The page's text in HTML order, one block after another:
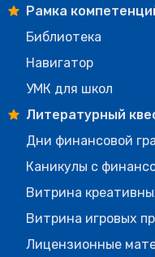
Рамка
Библиотека
Навигатор
УМК для школ
Литературный
Дни финансовой
Каникулы с
Витрина
Витрина игровых
Лицензионные